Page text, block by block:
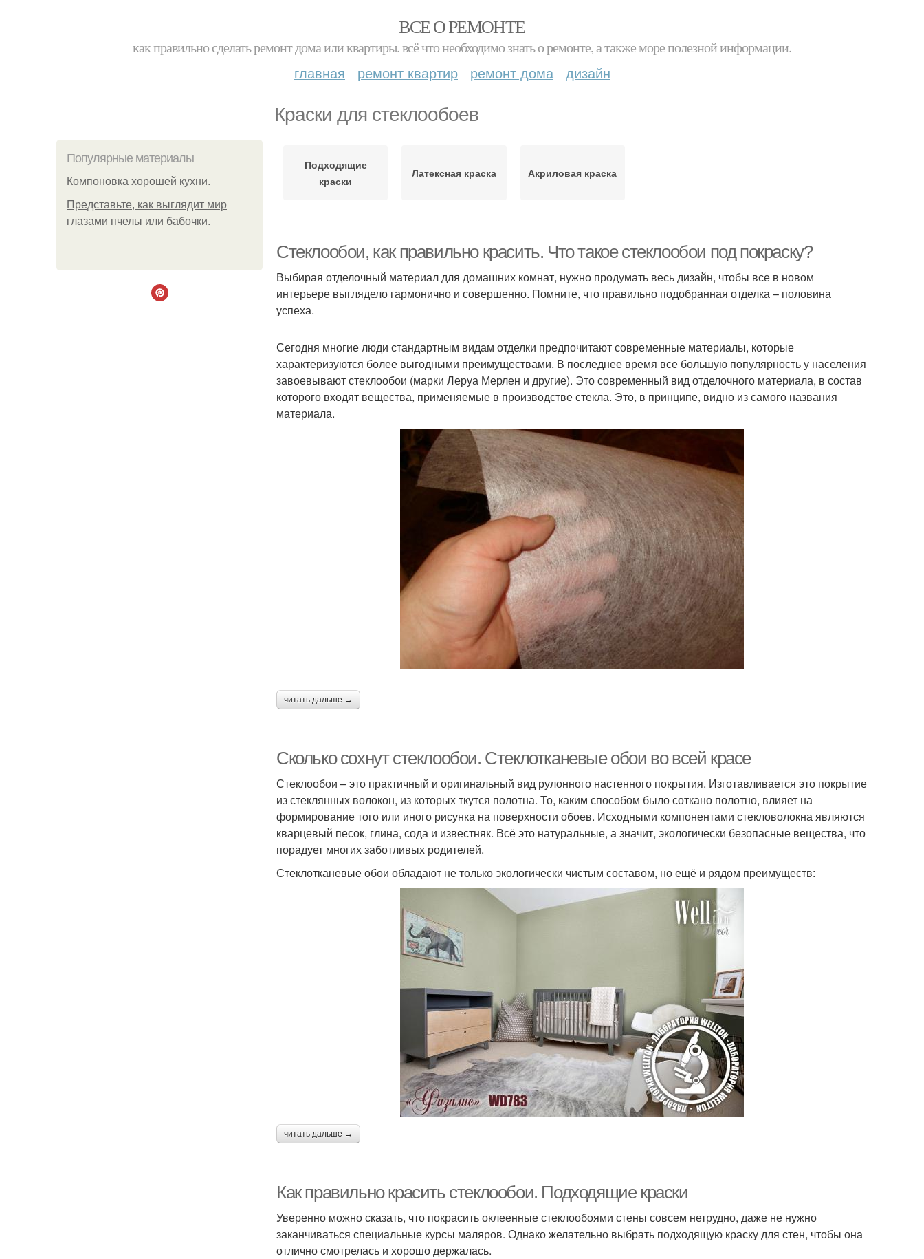
ВСЕ О РЕМОНТЕ
как правильно сделать ремонт дома или квартиры. всё что необходимо знать о ремонте, а также море полезной информации.
главная ремонт квартир ремонт дома дизайн
Краски для стеклообоев
Популярные материалы
Компоновка хорошей кухни.
Представьте, как выглядит мир
глазами пчелы или бабочки.
Подходящие
краски
Латексная краска Акриловая краска
Стеклообои, как правильно красить. Что такое стеклообои под покраску?
Выбирая отделочный материал для домашних комнат, нужно продумать весь дизайн, чтобы все в новом
интерьере выглядело гармонично и совершенно. Помните, что правильно подобранная отделка – половина
успеха.
Сегодня многие люди стандартным видам отделки предпочитают современные материалы, которые
характеризуются более выгодными преимуществами. В последнее время все большую популярность у населения
завоевывают стеклообои (марки Леруа Мерлен и другие). Это современный вид отделочного материала, в состав
которого входят вещества, применяемые в производстве стекла. Это, в принципе, видно из самого названия
материала.
читать дальше →
Сколько сохнут стеклообои. Стеклотканевые обои во всей красе
Стеклообои – это практичный и оригинальный вид рулонного настенного покрытия. Изготавливается это покрытие
из стеклянных волокон, из которых ткутся полотна. То, каким способом было соткано полотно, влияет на
формирование того или иного рисунка на поверхности обоев. Исходными компонентами стекловолокна являются
кварцевый песок, глина, сода и известняк. Всё это натуральные, а значит, экологически безопасные вещества, что
порадует многих заботливых родителей.
Стеклотканевые обои обладают не только экологически чистым составом, но ещё и рядом преимуществ:
читать дальше →
Как правильно красить стеклообои. Подходящие краски
Уверенно можно сказать, что покрасить оклеенные стеклообоями стены совсем нетрудно, даже не нужно
заканчиваться специальные курсы маляров. Однако желательно выбрать подходящую краску для стен, чтобы она
отлично смотрелась и хорошо держалась.